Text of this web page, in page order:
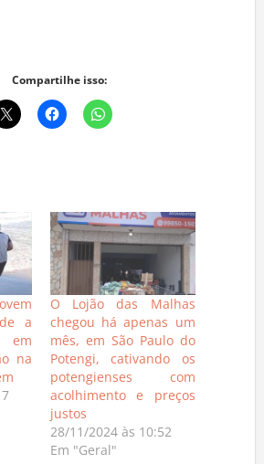
Compartilhe isso:
a
em
na
O Lojão das Malhas
chegou há apenas um
mês, em São Paulo do
Potengi, cativando os
potengienses com
acolhimento e preços
justos
28/11/2024 às 10:52
Em "Geral"